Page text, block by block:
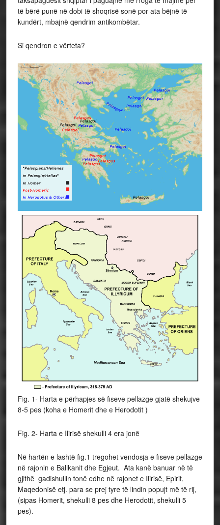
të bërë punë në dobi të shoqrisë sonë por ata bëjnë të
kundërt, mbajnë qendrim antikombëtar.
Si qendron e vërteta?
Fig. 1- Harta e përhapjes së fiseve pellazge gjatë shekujve
8-5 pes (koha e Homerit dhe e Herodotit )
Fig. 2- Harta e Ilirisë shekulli 4 era jonë
Në hartën e lashtë fig.1 tregohet vendosja e fiseve pellazge
në rajonin e Ballkanit dhe Egjeut. Ata kanë banuar në të
gjithë gadishullin tonë edhe në rajonet e Ilirisë, Epirit,
Maqedonisë etj. para se prej tyre të lindin popujt më të rij,
(sipas Homerit, shekulli 8 pes dhe Herodotit, shekulli 5
pes).